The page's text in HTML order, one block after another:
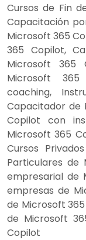
Cursos de Fin
Capacitación
Microsoft 365
365 Copilot,
Microsoft 365
Microsoft
coaching,
Capacitador de
Copilot con
Microsoft 365
Cursos
Particulares de
empresarial de
empresas de
de Microsoft
de Microsoft
Copilot